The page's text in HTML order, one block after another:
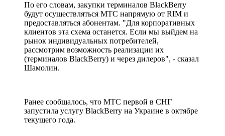
По его словам, закупки терминалов BlackBerry
будут осуществляться МТС напрямую от RIM и
предоставляться абонентам. "Для корпоративных
клиентов эта схема останется. Если мы выйдем на
рынок индивидуальных потребителей,
рассмотрим возможность реализации их
(терминалов BlackBerry) и через дилеров", - сказал
Шамолин.
Ранее сообщалось, что МТС первой в СНГ
запустила услугу BlackBerry на Украине в октябре
текущего года.